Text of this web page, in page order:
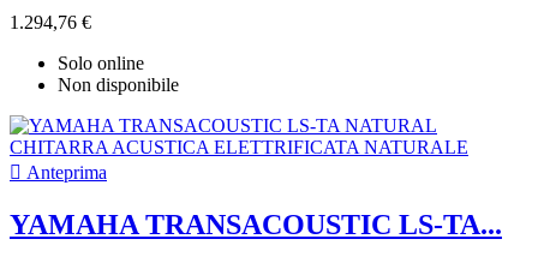
1.294,76 €
Solo online
Non disponibile
 Anteprima
YAMAHA TRANSACOUSTIC LS-TA...